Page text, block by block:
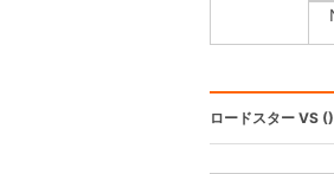
ロードスター VS ()